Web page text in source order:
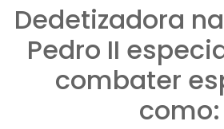
Dedetizadora
Pedro II
combater
como: